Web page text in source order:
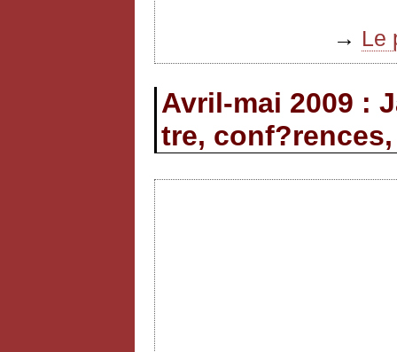
→ Le
Avril-mai 2009 :
tre,